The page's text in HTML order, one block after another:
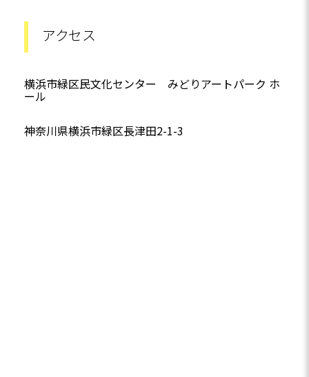
アクセス
横浜市緑区民文化センター みどりアートパーク ホ
ール
神奈川県横浜市緑区長津田2-1-3